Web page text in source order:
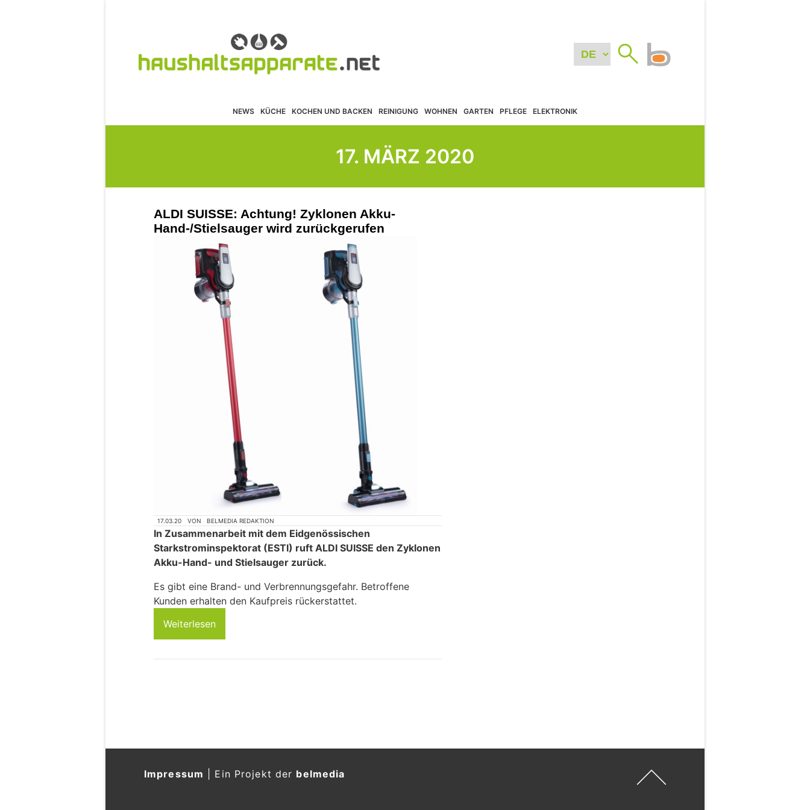
NEWS KÜCHE KOCHEN UND BACKEN REINIGUNG WOHNEN GARTEN PFLEGE ELEKTRONIK
17. MÄRZ 2020
ALDI SUISSE: Achtung! Zyklonen Akku-
Hand-/Stielsauger wird zurückgerufen
17.03.20 VON BELMEDIA REDAKTION
In Zusammenarbeit mit dem Eidgenössischen
Starkstrominspektorat (ESTI) ruft ALDI SUISSE den Zyklonen
Akku-Hand- und Stielsauger zurück.
Es gibt eine Brand- und Verbrennungsgefahr. Betroffene
Kunden erhalten den Kaufpreis rückerstattet.
Weiterlesen
Impressum Ein Projekt der belmedia